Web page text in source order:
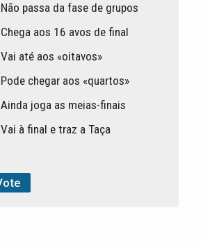
Não passa da fase de grupos
Chega aos 16 avos de final
Vai até aos «oitavos»
Pode chegar aos «quartos»
Ainda joga as meias-finais
Vai à final e traz a Taça